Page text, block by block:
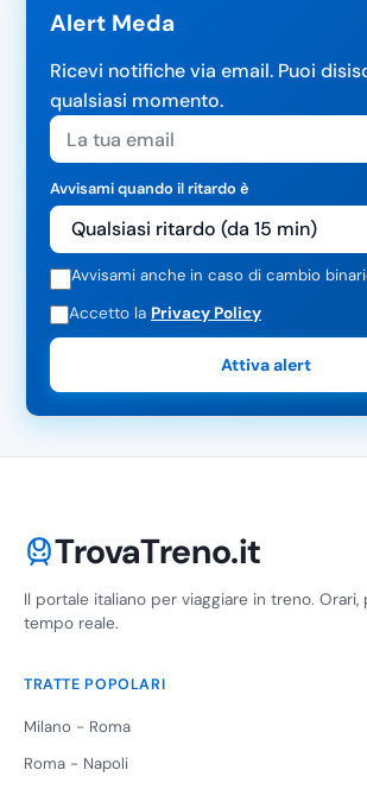
Alert Meda
Ricevi notifiche via email. Puoi
qualsiasi momento.
Avvisami quando il ritardo è
Avvisami anche in caso di cambio
Accetto la Privacy Policy
Attiva alert
TrovaTreno.it
Il portale italiano per viaggiare in treno. Orari,
tempo reale.
TRATTE POPOLARI
Milano - Roma
Roma - Napoli